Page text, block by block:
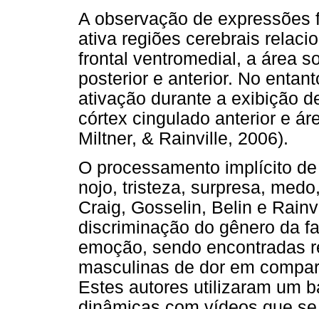
A observação de
ativa regiões cerebrais
frontal ventromedial, a área
posterior e anterior. No
ativação durante a exibição
córtex cingulado anterior e
Miltner, & Rainville, 2006).
O processamento implícito
nojo, tristeza, surpresa,
Craig, Gosselin, Belin e
discriminação do gênero da
emoção, sendo encontradas
masculinas de dor em
Estes autores utilizaram um